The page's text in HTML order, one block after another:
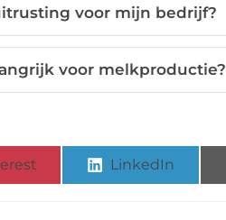
voor mijn bedrijf?
voor melkproductie?
LinkedIn